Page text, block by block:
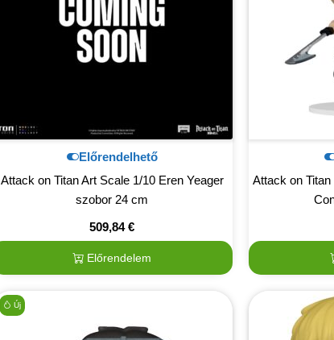
Előrendelhető
Attack on Titan Art Scale 1/10 Eren Yeager
szobor 24 cm
509,84€
Előrendelem
Attack on
Új